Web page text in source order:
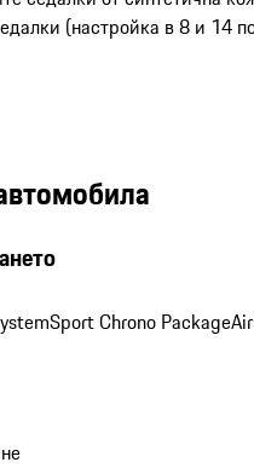
(настройка в 8 и 14
Sport Chrono Package